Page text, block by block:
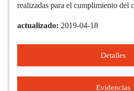
realizadas para el cumplimiento del
actualizado: 2019-04-18
Detalles
Evidencias